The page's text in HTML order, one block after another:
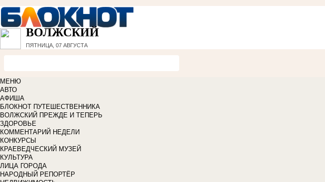
ВОЛЖСКИЙ
ПЯТНИЦА, 07 АВГУСТА
МЕНЮ
АВТО
АФИША
БЛОКНОТ ПУТЕШЕСТВЕННИКА
ВОЛЖСКИЙ ПРЕЖДЕ И ТЕПЕРЬ
ЗДОРОВЬЕ
КОММЕНТАРИЙ НЕДЕЛИ
КОНКУРСЫ
КРАЕВЕДЧЕСКИЙ МУЗЕЙ
КУЛЬТУРА
ЛИЦА ГОРОДА
НАРОДНЫЙ РЕПОРТЁР